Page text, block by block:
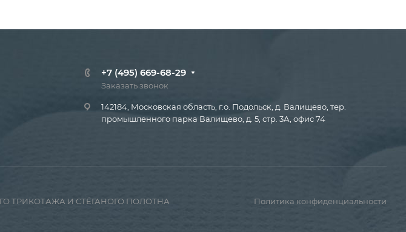
+7 (495) 669-68-29
Заказать звонок
142184, Московская область, г.о. Подольск, д. Валищево, тер.
промышленного парка Валищево, д. 5, стр. 3А, офис 74
ТРИКОТАЖА И СТЁГАНОГО ПОЛОТНА Политика конфиденциальности